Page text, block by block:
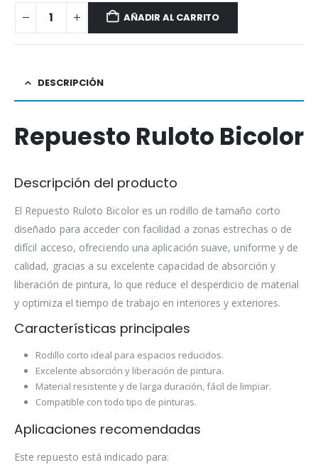
AÑADIR AL CARRITO
DESCRIPCIÓN
Repuesto Ruloto Bicolor
Descripción del producto
El Repuesto Ruloto Bicolor es un rodillo de tamaño corto
diseñado para acceder con facilidad a zonas estrechas o de
difícil acceso, ofreciendo una aplicación suave, uniforme y de
calidad, gracias a su excelente capacidad de absorción y
liberación de pintura, lo que reduce el desperdicio de material
y optimiza el tiempo de trabajo en interiores y exteriores.
Características principales
Rodillo corto ideal para espacios reducidos.
Excelente absorción y liberación de pintura.
Material resistente y de larga duración, fácil de limpiar.
Compatible con todo tipo de pinturas.
Aplicaciones recomendadas
Este repuesto está indicado para: